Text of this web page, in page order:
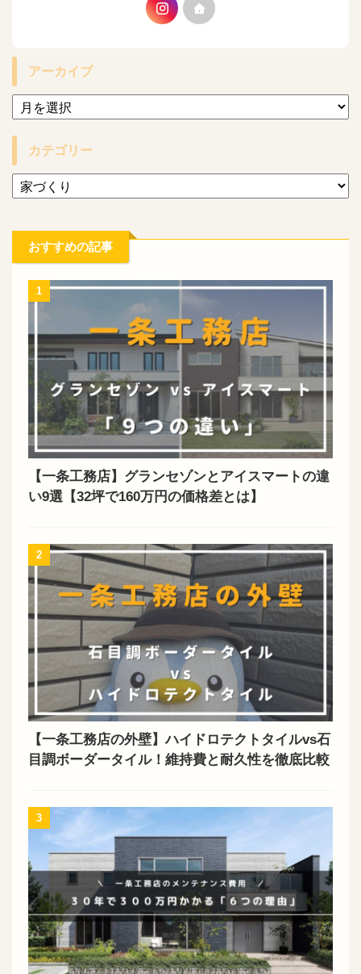
アーカイブ
カテゴリー
おすすめの記事
1
【一条工務店】グランセゾンとアイスマートの違
い9選【32坪で160万円の価格差とは】
2
【一条工務店の外壁】ハイドロテクトタイルvs石
目調ボーダータイル！維持費と耐久性を徹底比較
3